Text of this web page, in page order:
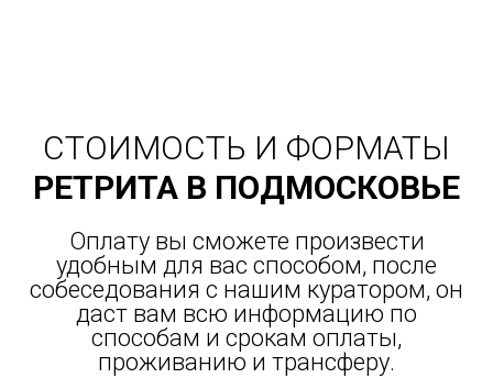
СТОИМОСТЬ И ФОРМАТЫ
РЕТРИТА В ПОДМОСКОВЬЕ
Оплату вы сможете произвести
удобным для вас способом, после
собеседования с нашим куратором, он
даст вам всю информацию по
способам и срокам оплаты,
проживанию и трансферу.